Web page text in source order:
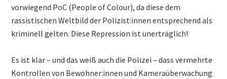
vorwiegend PoC (People of Colour), da diese dem
rassistischen Weltbild der Polizist:innen entsprechend als
kriminell gelten. Diese Repression ist unerträglich!
Es ist klar – und das weiß auch die Polizei – dass vermehrte
Kontrollen von Bewohner:innen und Kameraüberwachung